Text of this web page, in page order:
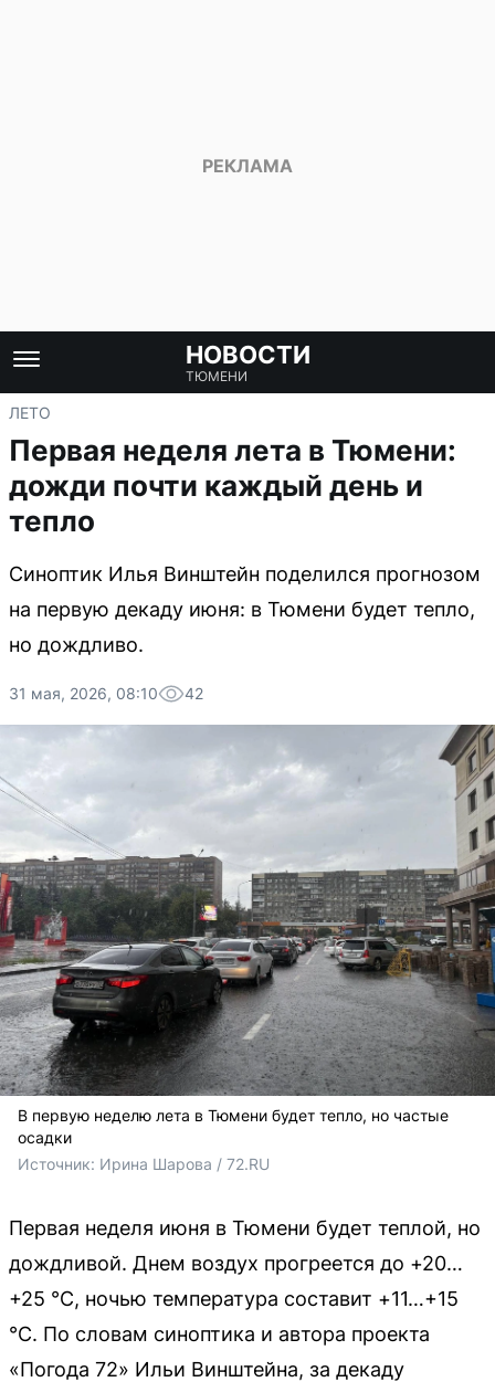
НОВОСТИ
ТЮМЕНИ
ЛЕТО
Первая неделя лета в Тюмени:
дожди почти каждый день и
тепло
Синоптик Илья Винштейн поделился прогнозом
на первую декаду июня: в Тюмени будет тепло,
но дождливо.
31 мая, 2026, 08:10 42
В первую неделю лета в Тюмени будет тепло, но частые
осадки
Источник: Ирина Шарова / 72.RU
Первая неделя июня в Тюмени будет теплой, но
дождливой. Днем воздух прогреется до +20…
+25 °C, ночью температура составит +11…+15
°C. По словам синоптика и автора проекта
«Погода 72» Ильи Винштейна, за декаду